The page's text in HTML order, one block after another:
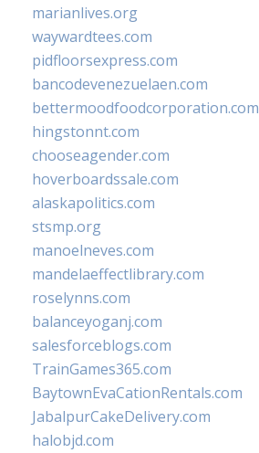
marianlives.org
waywardtees.com
pidfloorsexpress.com
bancodevenezuelaen.com
bettermoodfoodcorporation.com
hingstonnt.com
chooseagender.com
hoverboardssale.com
alaskapolitics.com
stsmp.org
manoelneves.com
mandelaeffectlibrary.com
roselynns.com
balanceyoganj.com
salesforceblogs.com
TrainGames365.com
BaytownEvaCationRentals.com
JabalpurCakeDelivery.com
halobjd.com